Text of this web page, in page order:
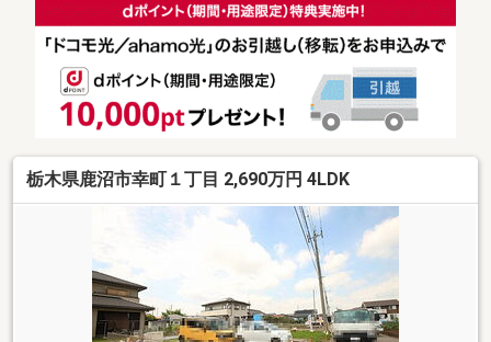
栃木県鹿沼市幸町１丁目 2,690万円 4LDK